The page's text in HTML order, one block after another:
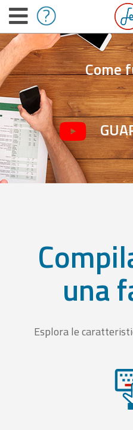
Come
una
Esplora le